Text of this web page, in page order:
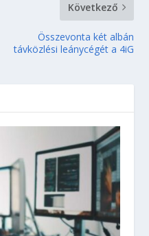
Következő
Összevonta két albán
távközlési leánycégét a 4iG